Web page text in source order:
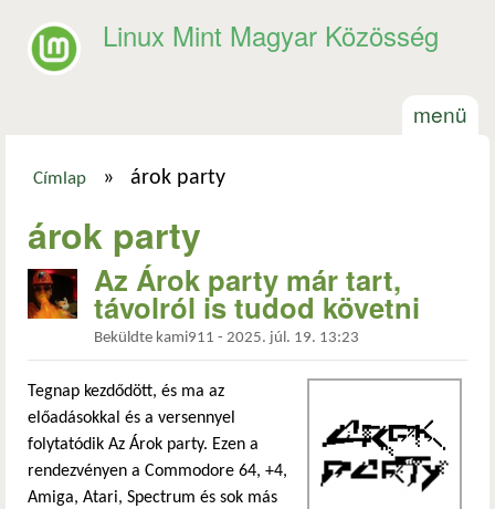
Linux Mint Magyar Közösség
menü
Címlap » árok party
árok party
Az Árok party már tart,
távolról is tudod követni
Beküldte kami911 - 2025. júl. 19. 13:23
Tegnap kezdődött, és ma az
előadásokkal és a versennyel
folytatódik Az Árok party. Ezen a
rendezvényen a Commodore 64, +4,
Amiga, Atari, Spectrum és sok más